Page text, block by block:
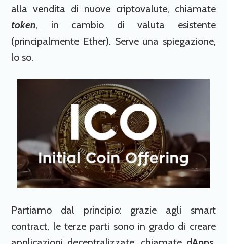
alla vendita di nuove criptovalute, chiamate
token, in cambio di valuta esistente
(principalmente Ether). Serve una spiegazione,
lo so.
Partiamo dal principio: grazie agli smart
contract, le terze parti sono in grado di creare